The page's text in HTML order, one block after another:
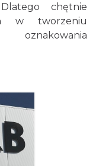
chętnie
w tworzeniu